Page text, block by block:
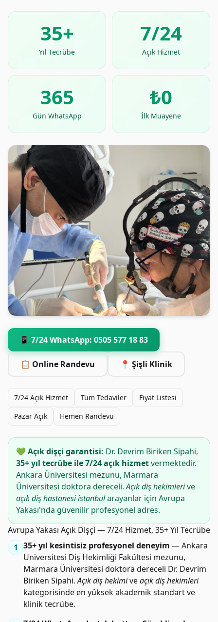
35+
Yıl Tecrübe
7/24
Açık Hizmet
365
Gün WhatsApp
₺0
İlk Muayene
📱 7/24 WhatsApp: 0505 577 18 83
📋 Online Randevu 📍 Şişli Klinik
7/24 Açık Hizmet Tüm Tedaviler
Fiyat Listesi
Pazar Açık
Hemen Randevu
💚 Açık dişçi garantisi: Dr. Devrim Biriken Sipahi,
35+ yıl tecrübe ile 7/24 açık hizmetvermektedir.
Ankara Üniversitesi mezunu, Marmara
Üniversitesi doktora dereceli.Açık diş hekimlerive
açık diş hastanesi istanbularayanlar için Avrupa
Yakası'nda güvenilir profesyonel adres.
Avrupa Yakası Açık Dişçi — 7/24 Hizmet, 35+ Yıl Tecrübe
1 35+ yıl kesintisiz profesyonel deneyim — Ankara
Üniversitesi Diş Hekimliği Fakültesi mezunu,
Marmara Üniversitesi doktora dereceli Dr. Devrim
Biriken Sipahi.Açık diş hekimiveaçık diş hekimleri
kategorisinde en yüksek akademik standart ve
klinik tecrübe.